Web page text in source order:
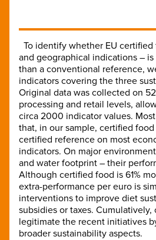
To identify whether EU
and geographical indications –
than a conventional reference,
indicators covering the three
Original data was collected on
processing and retail levels,
circa 2000 indicator values.
that, in our sample, certified
certified reference on most
indicators. On major
and water footprint – their
Although certified food is 61%
extra-performance per euro is
interventions to improve diet
subsidies or taxes. Cumulatively,
legitimate the recent initiatives
broader sustainability aspects.